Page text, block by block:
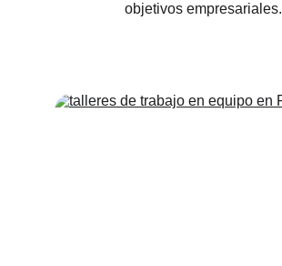
objetivos empresariales.